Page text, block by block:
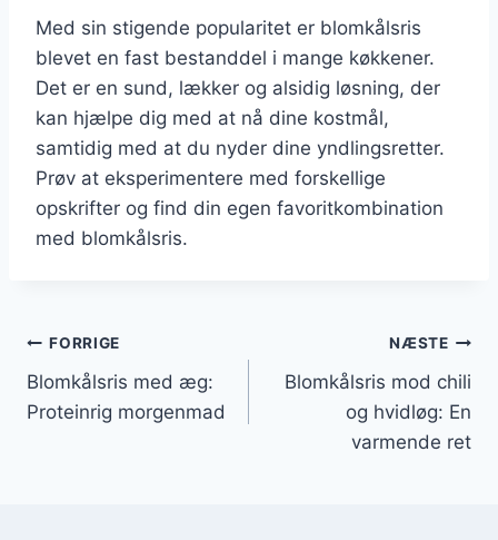
Med sin stigende popularitet er blomkålsris
blevet en fast bestanddel i mange køkkener.
Det er en sund, lækker og alsidig løsning, der
kan hjælpe dig med at nå dine kostmål,
samtidig med at du nyder dine yndlingsretter.
Prøv at eksperimentere med forskellige
opskrifter og find din egen favoritkombination
med blomkålsris.
Indlægsnavigation
FORRIGE
Blomkålsris med æg:
Proteinrig morgenmad
NÆSTE
Blomkålsris mod chili
og hvidløg: En
varmende ret